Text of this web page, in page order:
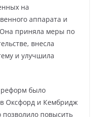
на
аппарата и
приняла меры по
внесла
и улучшила
было
Оксфорд и Кембридж
позволило повысить